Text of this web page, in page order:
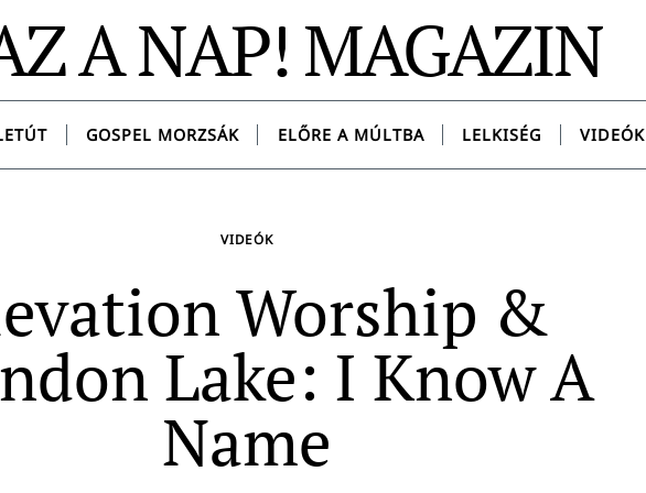
A NAP! MAGAZIN
GOSPEL MORZSÁK ELŐRE A MÚLTBA LELKISÉG VIDEÓK
VIDEÓK
Worship &
Lake: I Know A
Name